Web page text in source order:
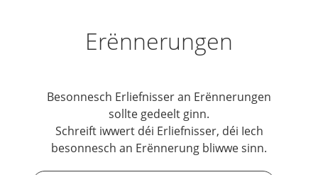
Erënnerungen
Besonnesch Erliefnisser an Erënnerungen
sollte gedeelt ginn.
Schreift iwwert déi Erliefnisser, déi Iech
besonnesch an Erënnerung bliwwe sinn.